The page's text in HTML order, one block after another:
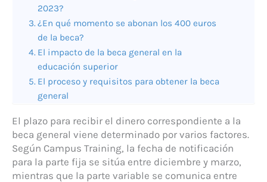
2023?
¿En qué momento se abonan los 400 euros
de la beca?
El impacto de la beca general en la
educación superior
El proceso y requisitos para obtener la beca
general
El plazo para recibir el dinero correspondiente a la
beca general viene determinado por varios factores.
Según Campus Training, la fecha de notificación
para la parte fija se sitúa entre diciembre y marzo,
mientras que la parte variable se comunica entre